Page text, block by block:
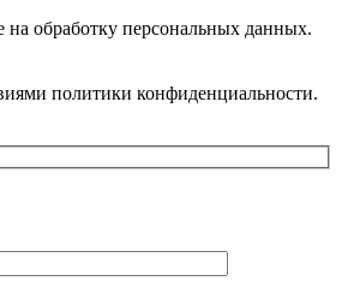
на обработку персональных данных.
политики конфиденциальности.